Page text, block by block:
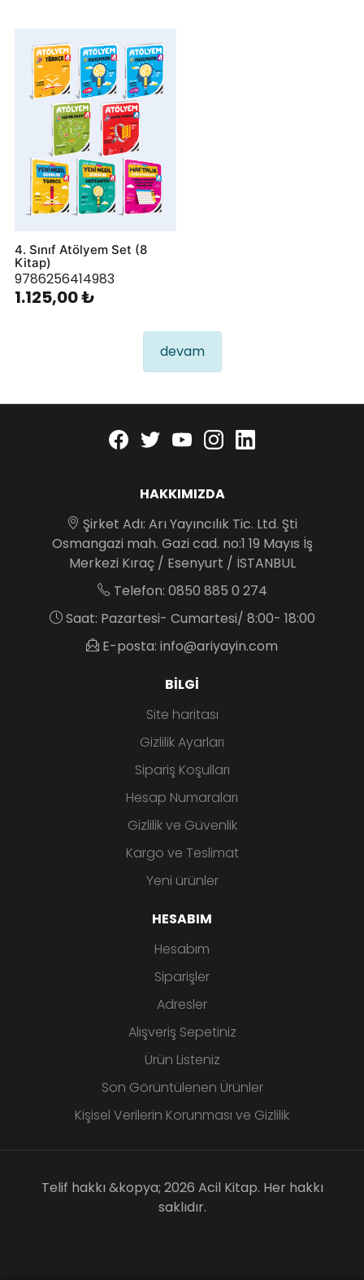
4. Sınıf Atölyem Set (8
Kitap)
9786256414983
1.125,00 ₺
devam
Facebook
twitteryoutubeinstagram
HAKKIMIZDA
Şirket Adı: Arı Yayıncılık Tic. Ltd. Şti
Osmangazi mah. Gazi cad. no:1 19 Mayıs İş
Merkezi Kıraç / Esenyurt / İSTANBUL
Telefon: 0850 885 0 274
Saat: Pazartesi- Cumartesi/ 8:00- 18:00
E-posta: info@ariyayin.com
BILGI
Site haritası
Gizlilik Ayarları
Sipariş Koşulları
Hesap Numaraları
Gizlilik ve Güvenlik
Kargo ve Teslimat
Yeni ürünler
HESABIM
Hesabım
Siparişler
Adresler
Alışveriş Sepetiniz
Ürün Listeniz
Son Görüntülenen Ürünler
Kişisel Verilerin Korunması ve Gizlilik
Telif hakkı &kopya; 2026 Acil Kitap. Her hakkı
saklıdır.